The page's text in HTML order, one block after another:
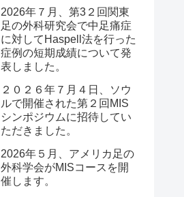
2026年７月、第3２回関東
足の外科研究会で中足痛症
に対してHaspell法を行った
症例の短期成績について発
表しました。
２０２６年７月４日、ソウ
ルで開催された第２回MIS
シンポジウムに招待してい
ただきました。
2026年５月、アメリカ足の
外科学会がMISコースを開
催します。